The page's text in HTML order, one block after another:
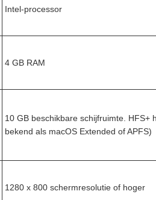
Intel-processor
4 GB RAM
10 GB beschikbare schijfruimte. HFS+
bekend als macOS Extended of APFS)
1280 x 800 schermresolutie of hoger